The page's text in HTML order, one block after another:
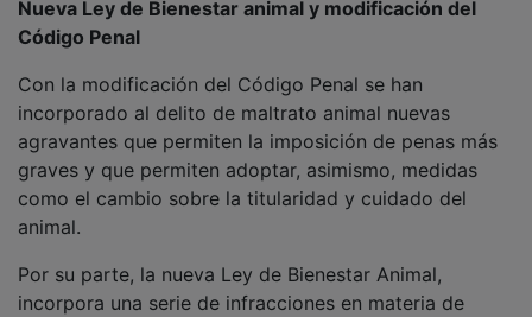
Código Penal
incorporado al delito de maltrato animal nuevas
agravantes que permiten la imposición de penas más
graves y que permiten adoptar, asimismo, medidas
como el cambio sobre la titularidad y cuidado del
animal.
incorpora una serie de infracciones en materia de